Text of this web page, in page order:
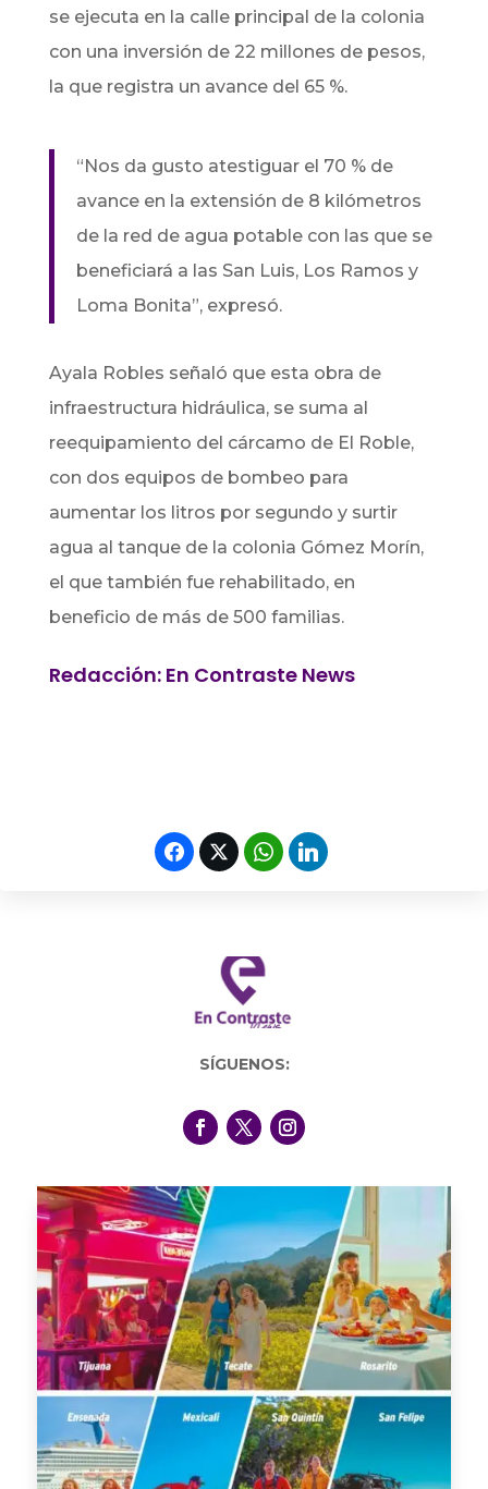
se ejecuta en la calle principal de la colonia
con una inversión de 22 millones de pesos,
la que registra un avance del 65 %.
“Nos da gusto atestiguar el 70 % de
avance en la extensión de 8 kilómetros
de la red de agua potable con las que se
beneficiará a las San Luis, Los Ramos y
Loma Bonita”, expresó.
Ayala Robles señaló que esta obra de
infraestructura hidráulica, se suma al
reequipamiento del cárcamo de El Roble,
con dos equipos de bombeo para
aumentar los litros por segundo y surtir
agua al tanque de la colonia Gómez Morín,
el que también fue rehabilitado, en
beneficio de más de 500 familias.
Redacción: En Contraste News
SÍGUENOS: